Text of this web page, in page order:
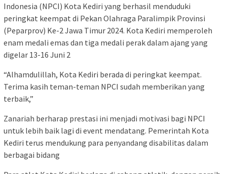
Indonesia (NPCI) Kota Kediri yang berhasil menduduki
peringkat keempat di Pekan Olahraga Paralimpik Provinsi
(Peparprov) Ke-2 Jawa Timur 2024. Kota Kediri memperoleh
enam medali emas dan tiga medali perak dalam ajang yang
digelar 13-16 Juni 2
“Alhamdulillah, Kota Kediri berada di peringkat keempat.
Terima kasih teman-teman NPCI sudah memberikan yang
terbaik,”
Zanariah berharap prestasi ini menjadi motivasi bagi NPCI
untuk lebih baik lagi di event mendatang. Pemerintah Kota
Kediri terus mendukung para penyandang disabilitas dalam
berbagai bidang